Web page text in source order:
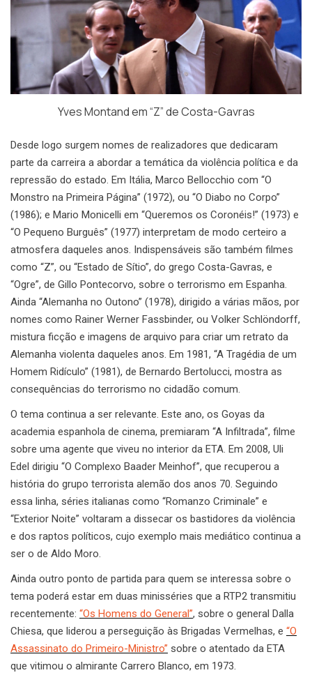
Yves Montand em “Z” de Costa-Gavras
Desde logo surgem nomes de realizadores que dedicaram
parte da carreira a abordar a temática da violência política e da
repressão do estado. Em Itália, Marco Bellocchio com “O
Monstro na Primeira Página” (1972), ou “O Diabo no Corpo”
(1986); e Mario Monicelli em “Queremos os Coronéis!” (1973) e
“O Pequeno Burguês” (1977) interpretam de modo certeiro a
atmosfera daqueles anos. Indispensáveis são também filmes
como “Z”, ou “Estado de Sítio”, do grego Costa-Gavras, e
“Ogre”, de Gillo Pontecorvo, sobre o terrorismo em Espanha.
Ainda “Alemanha no Outono” (1978), dirigido a várias mãos, por
nomes como Rainer Werner Fassbinder, ou Volker Schlöndorff,
mistura ficção e imagens de arquivo para criar um retrato da
Alemanha violenta daqueles anos. Em 1981, “A Tragédia de um
Homem Ridículo” (1981), de Bernardo Bertolucci, mostra as
consequências do terrorismo no cidadão comum.
O tema continua a ser relevante. Este ano, os Goyas da
academia espanhola de cinema, premiaram “A Infiltrada”, filme
sobre uma agente que viveu no interior da ETA. Em 2008, Uli
Edel dirigiu “O Complexo Baader Meinhof”, que recuperou a
história do grupo terrorista alemão dos anos 70. Seguindo
essa linha, séries italianas como “Romanzo Criminale” e
“Exterior Noite” voltaram a dissecar os bastidores da violência
e dos raptos políticos, cujo exemplo mais mediático continua a
ser o de Aldo Moro.
Ainda outro ponto de partida para quem se interessa sobre o
tema poderá estar em duas minisséries que a RTP2 transmitiu
recentemente: “Os Homens do General”, sobre o general Dalla
Chiesa, que liderou a perseguição às Brigadas Vermelhas, e “O
Assassinato do Primeiro-Ministro” sobre o atentado da ETA
que vitimou o almirante Carrero Blanco, em 1973.